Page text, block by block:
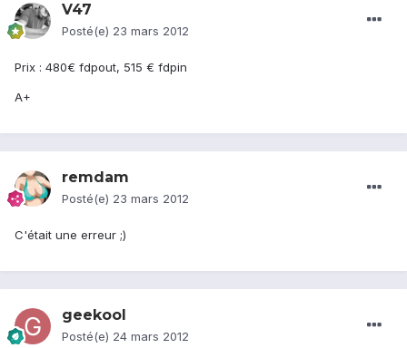
V47
Posté(e) 23 mars 2012
Prix : 480€ fdpout, 515 € fdpin
A+
remdam
Posté(e) 23 mars 2012
C'était une erreur ;)
geekool
Posté(e) 24 mars 2012